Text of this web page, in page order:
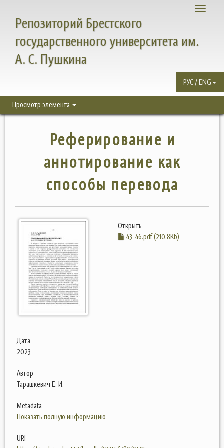
Toggle
Репозиторий Брестского
государственного университета им.
А. С. Пушкина
РУС / ENG
Просмотр элемента
Реферирование и
аннотирование как
способы перевода
Открыть
43-46.pdf (210.8Kb)
Дата
2023
Автор
Тарашкевич Е. И.
Metadata
Показать полную информацию
URI